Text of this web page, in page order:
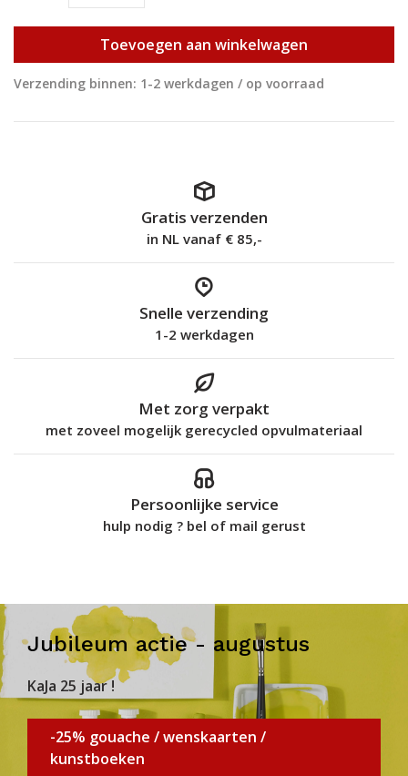
Toevoegen aan winkelwagen
Verzending binnen: 1-2 werkdagen / op voorraad
Gratis verzenden
in NL vanaf € 85,-
Snelle verzending
1-2 werkdagen
Met zorg verpakt
met zoveel mogelijk gerecycled opvulmateriaal
Persoonlijke service
hulp nodig ? bel of mail gerust
Jubileum actie - augustus
KaJa 25 jaar !
-25% gouache / wenskaarten /
kunstboeken